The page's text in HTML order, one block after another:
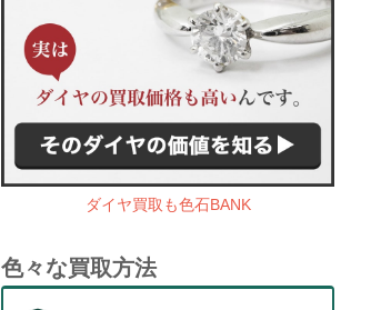
ダイヤ買取も色石BANK
色々な買取方法